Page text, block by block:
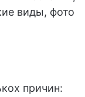
причин: